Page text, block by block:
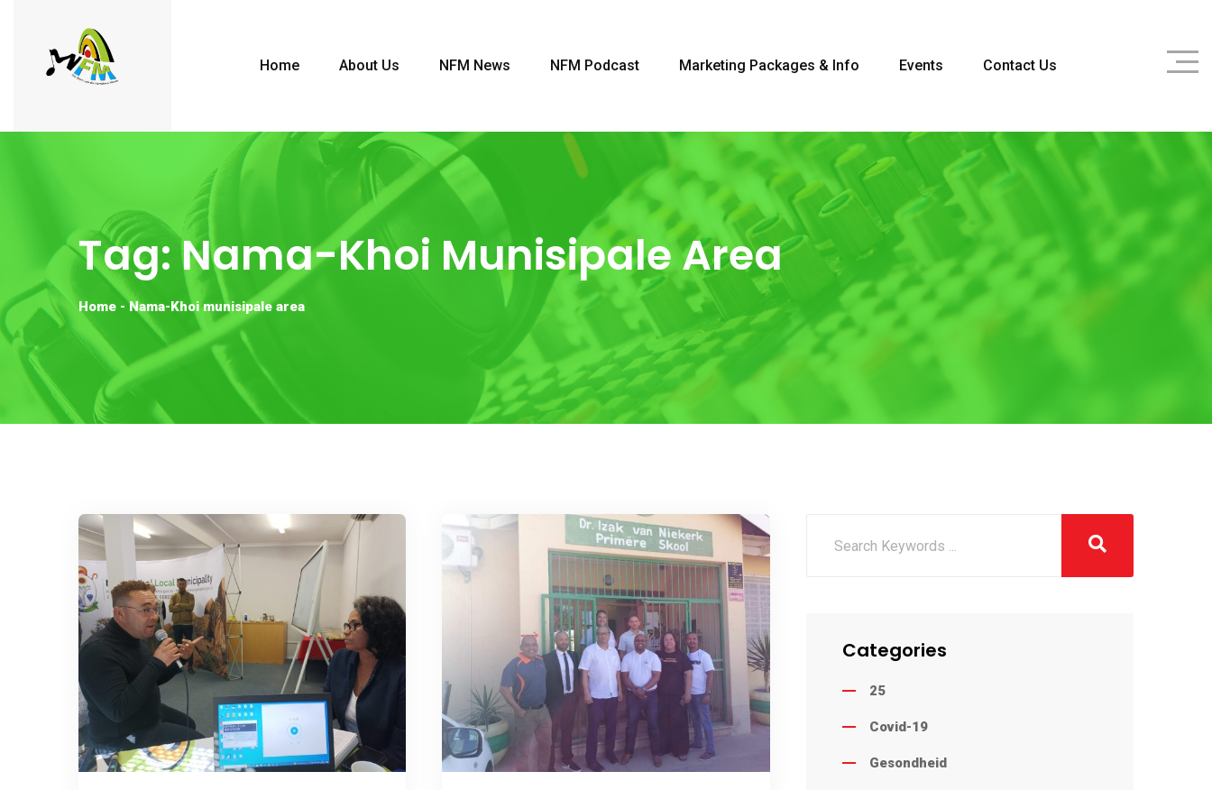
Home About Us NFM News NFM Podcast Marketing Packages & Info Events Contact Us
Tag:Nama-Khoi Munisipale Area
Home -Nama-Khoi munisipale area
Categories
25
Covid-19
Gesondheid